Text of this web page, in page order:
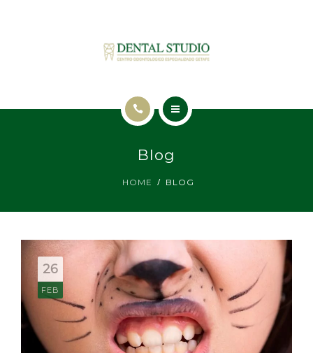
CONTACTO
Blog
HOME BLOG
26
FEB